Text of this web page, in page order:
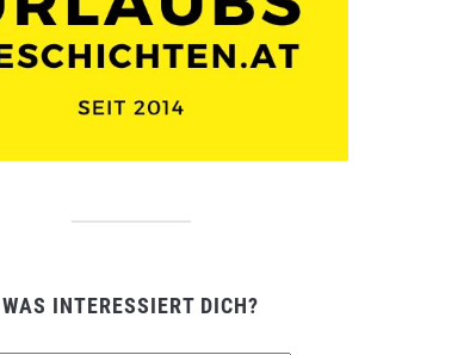
WAS INTERESSIERT DICH?